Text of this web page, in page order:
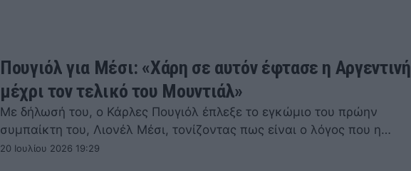
Πουγιόλ για Μέσι: «Χάρη σε αυτόν έφτασε η Αργεντινή
μέχρι τον τελικό του Μουντιάλ»
Με δήλωσή του, ο Κάρλες Πουγιόλ έπλεξε το εγκώμιο του πρώην
συμπαίκτη του, Λιονέλ Μέσι, τονίζοντας πως είναι ο λόγος που η…
20 Ιουλίου 2026 19:29